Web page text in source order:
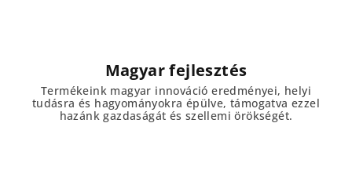
Magyar fejlesztés
Termékeink magyar innováció eredményei, helyi
tudásra és hagyományokra épülve, támogatva ezzel
hazánk gazdaságát és szellemi örökségét.